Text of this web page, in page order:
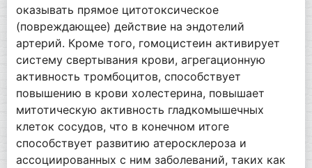
оказывать прямое цитотоксическое
(повреждающее) действие на эндотелий
артерий. Кроме того, гомоцистеин активирует
систему свертывания крови, агрегационную
активность тромбоцитов, способствует
повышению в крови холестерина, повышает
митотическую активность гладкомышечных
клеток сосудов, что в конечном итоге
способствует развитию атеросклероза и
ассоциированных с ним заболеваний, таких как